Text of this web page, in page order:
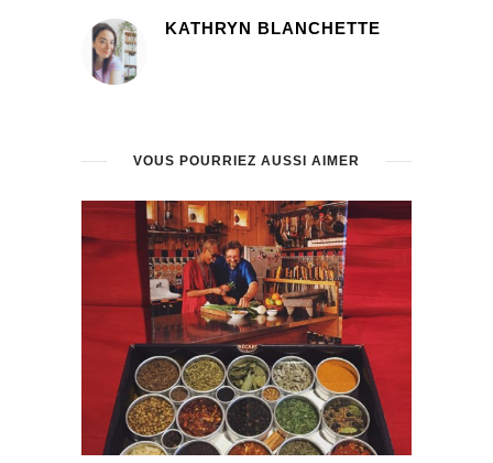
KATHRYN BLANCHETTE
VOUS POURRIEZ AUSSI AIMER